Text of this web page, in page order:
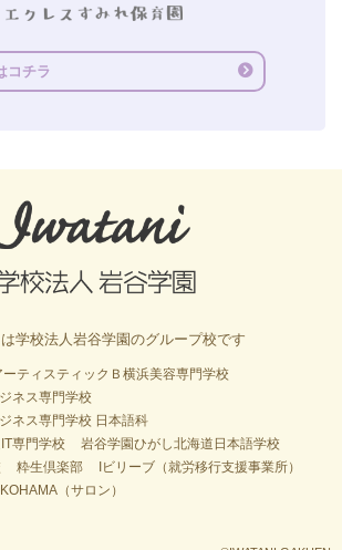
コチラ
学校法人岩谷学園のグループ校です
ティスティックＢ横浜美容専門学校
ネス専門学校
ネス専門学校 日本語科
専門学校
岩谷学園ひがし北海道日本語学校
粋生倶楽部
Iビリーブ（就労移行支援事業所）
（サロン）